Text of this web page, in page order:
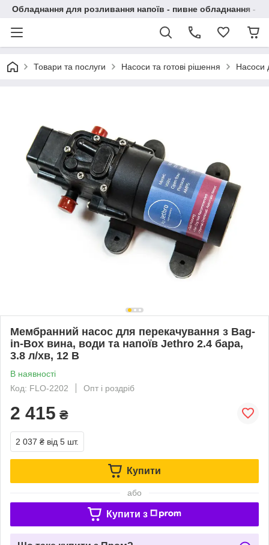
Обладнання для розливання напоїв - пивне обладнання - в
Товари та послуги Насоси та готові рішення Насоси
Мембранний насос для перекачування з Bag-
in-Box вина, води та напоїв Jethro 2.4 бара,
3.8 л/хв, 12 В
В наявності
Код: FLO-2202
Опт і роздріб
2 415 ₴
2 037 ₴ від 5 шт.
Купити
або
Купити з